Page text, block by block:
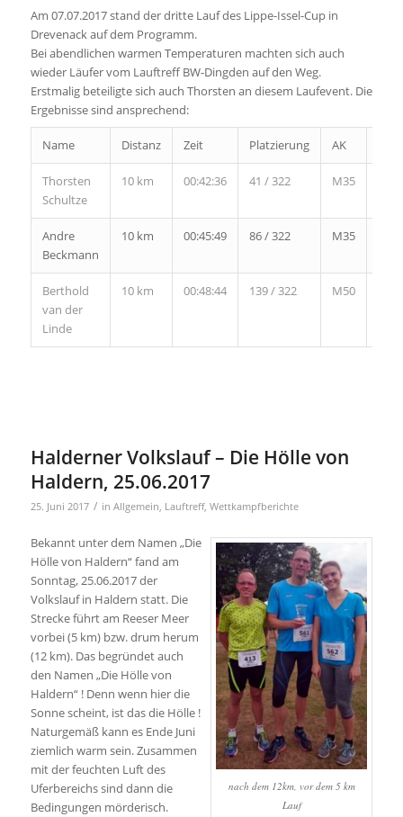
Am 07.07.2017 stand der dritte Lauf des Lippe-Issel-Cup in
Drevenack auf dem Programm.
Bei abendlichen warmen Temperaturen machten sich auch
wieder Läufer vom Lauftreff BW-Dingden auf den Weg.
Erstmalig beteiligte sich auch Thorsten an diesem Laufevent. Die
Ergebnisse sind ansprechend:
Name Distanz Zeit Platzierung AK
Thorsten
Schultze
10 km 00:42:36 41 / 322 M35
Andre
Beckmann
10 km 00:45:49 86 / 322 M35
Berthold
van der
Linde
10 km 00:48:44 139 / 322 M50
Halderner Volkslauf – Die Hölle von
Haldern, 25.06.2017
25. Juni 2017 / in Allgemein, Lauftreff, Wettkampfberichte
nach dem 12km, vor dem 5 km
Lauf
Bekannt unter dem Namen „Die
Hölle von Haldern“ fand am
Sonntag, 25.06.2017 der
Volkslauf in Haldern statt. Die
Strecke führt am Reeser Meer
vorbei (5 km) bzw. drum herum
(12 km). Das begründet auch
den Namen „Die Hölle von
Haldern“ ! Denn wenn hier die
Sonne scheint, ist das die Hölle !
Naturgemäß kann es Ende Juni
ziemlich warm sein. Zusammen
mit der feuchten Luft des
Uferbereichs sind dann die
Bedingungen mörderisch.